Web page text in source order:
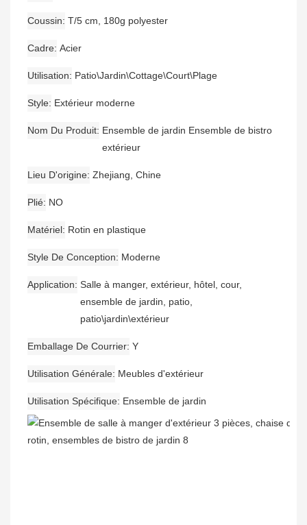
Coussin T/5 cm, 180g polyester
Cadre Acier
Utilisation Patio\Jardin\Cottage\Court\Plage
Style Extérieur moderne
Nom Du Produit Ensemble de jardin Ensemble de bistro
extérieur
Lieu D'origine Zhejiang, Chine
Plié NO
Matériel Rotin en plastique
Style De Conception Moderne
Application Salle à manger, extérieur, hôtel, cour,
ensemble de jardin, patio,
patio\jardin\extérieur
Emballage De Courrier Y
Utilisation Générale Meubles d'extérieur
Utilisation Spécifique Ensemble de jardin